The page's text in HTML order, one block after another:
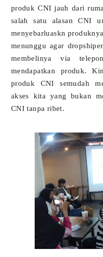
produk CNI jauh dari
salah satu alasan CNI
menyebarluaskn
menunggu agar
membelinya via
mendapatkan produk.
produk CNI semudah
akses kita yang bukan
CNI tanpa ribet.